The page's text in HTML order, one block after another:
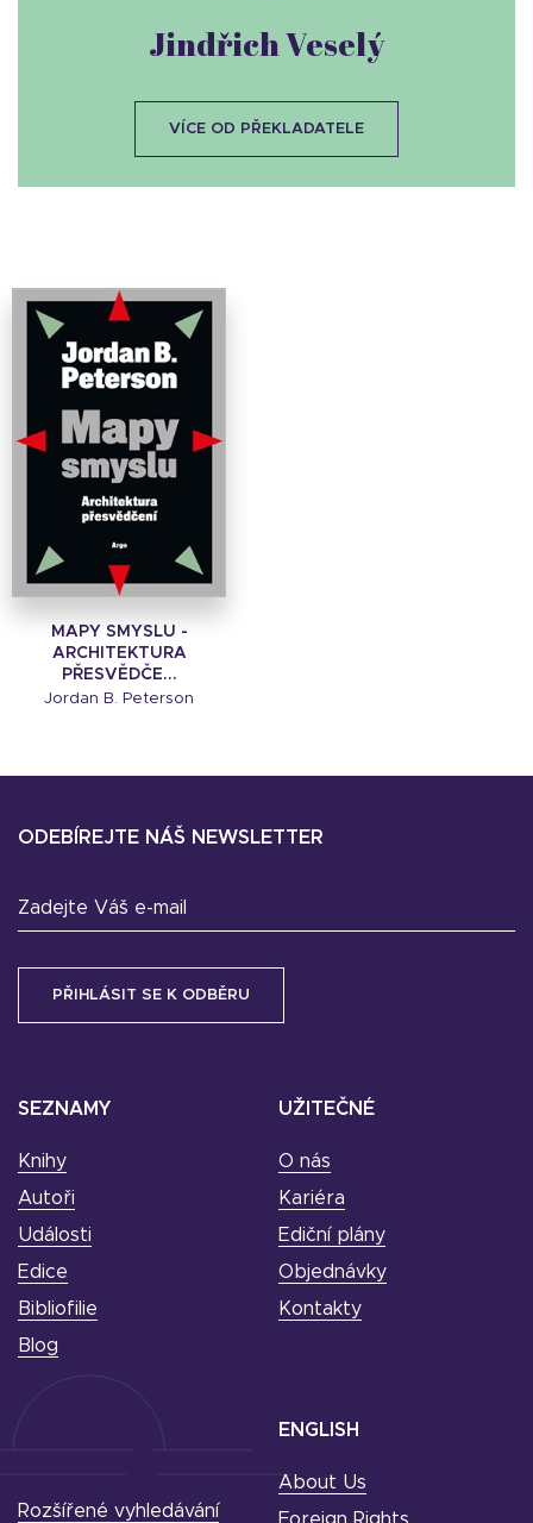
MAPY SMYSLU -
ARCHITEKTURA
PŘESVĚDČE...
Jordan B. Peterson
Jindřich Veselý
VÍCE OD PŘEKLADATELE
SEZNAMY
Knihy
Autoři
Události
Edice
Bibliofilie
Blog
UŽITEČNÉ
O nás
Kariéra
Ediční plány
Objednávky
Kontakty
ODEBÍREJTE NÁŠ NEWSLETTER
Zadejte Váš e-mail
ENGLISH
About Us
Rozšířené vyhledávání